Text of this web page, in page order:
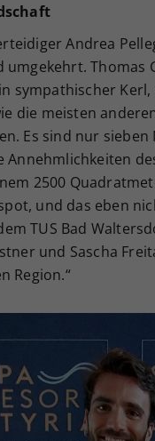
Andrea
Thomas
sympathischer
die meisten
Es sind nur
Annehmlichkeiten
2500
und das eben
TUS Bad
und Sascha
Region.“